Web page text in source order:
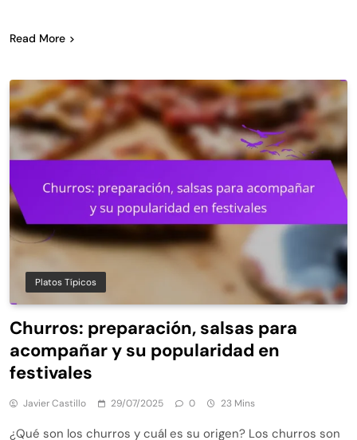
Read More
Platos Típicos
Churros: preparación, salsas para
acompañar y su popularidad en
festivales
Javier Castillo 29/07/2025 0 23 Mins
¿Qué son los churros y cuál es su origen? Los churros son